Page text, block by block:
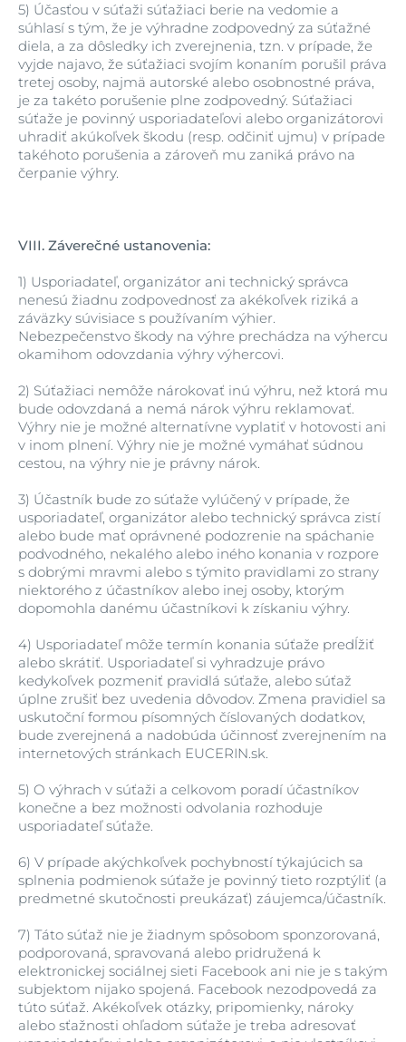
5) Účasťou v súťaži súťažiaci berie na vedomie a
súhlasí s tým, že je výhradne zodpovedný za súťažné
diela, a za dôsledky ich zverejnenia, tzn. v prípade, že
vyjde najavo, že súťažiaci svojím konaním porušil práva
tretej osoby, najmä autorské alebo osobnostné práva,
je za takéto porušenie plne zodpovedný. Súťažiaci
súťaže je povinný usporiadateľovi alebo organizátorovi
uhradiť akúkoľvek škodu (resp. odčiniť ujmu) v prípade
takéhoto porušenia a zároveň mu zaniká právo na
čerpanie výhry.
VIII. Záverečné ustanovenia:
1) Usporiadateľ, organizátor ani technický správca
nenesú žiadnu zodpovednosť za akékoľvek riziká a
záväzky súvisiace s používaním výhier.
Nebezpečenstvo škody na výhre prechádza na výhercu
okamihom odovzdania výhry výhercovi.
2) Súťažiaci nemôže nárokovať inú výhru, než ktorá mu
bude odovzdaná a nemá nárok výhru reklamovať.
Výhry nie je možné alternatívne vyplatiť v hotovosti ani
v inom plnení. Výhry nie je možné vymáhať súdnou
cestou, na výhry nie je právny nárok.
3) Účastník bude zo súťaže vylúčený v prípade, že
usporiadateľ, organizátor alebo technický správca zistí
alebo bude mať oprávnené podozrenie na spáchanie
podvodného, nekalého alebo iného konania v rozpore
s dobrými mravmi alebo s týmito pravidlami zo strany
niektorého z účastníkov alebo inej osoby, ktorým
dopomohla danému účastníkovi k získaniu výhry.
4) Usporiadateľ môže termín konania súťaže predĺžiť
alebo skrátiť. Usporiadateľ si vyhradzuje právo
kedykoľvek pozmeniť pravidlá súťaže, alebo súťaž
úplne zrušiť bez uvedenia dôvodov. Zmena pravidiel sa
uskutoční formou písomných číslovaných dodatkov,
bude zverejnená a nadobúda účinnosť zverejnením na
internetových stránkach EUCERIN.sk.
5) O výhrach v súťaži a celkovom poradí účastníkov
konečne a bez možnosti odvolania rozhoduje
usporiadateľ súťaže.
6) V prípade akýchkoľvek pochybností týkajúcich sa
splnenia podmienok súťaže je povinný tieto rozptýliť (a
predmetné skutočnosti preukázať) záujemca/účastník.
7) Táto súťaž nie je žiadnym spôsobom sponzorovaná,
podporovaná, spravovaná alebo pridružená k
elektronickej sociálnej sieti Facebook ani nie je s takým
subjektom nijako spojená. Facebook nezodpovedá za
túto súťaž. Akékoľvek otázky, pripomienky, nároky
alebo sťažnosti ohľadom súťaže je treba adresovať